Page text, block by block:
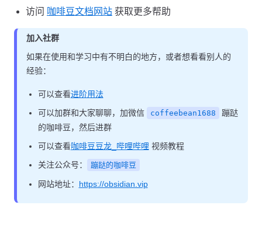
访问 咖啡豆文档网站 获取更多帮助
加入社群
如果在使用和学习中有不明白的地方，或者想看看别人的
经验：
可以查看进阶用法
可以加群和大家聊聊，加微信
coffeebean1688
蹦跶
的咖啡豆，然后进群
可以查看咖啡豆豆龙_哔哩哔哩 视频教程
关注公众号：
蹦跶的咖啡豆
网站地址： https://obsidian.vip